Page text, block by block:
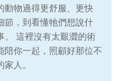
動物過得更舒服、更快
節，到看懂牠們想說什
。 這裡沒有太艱澀的術
陪你一起，照顧好那位不
人。